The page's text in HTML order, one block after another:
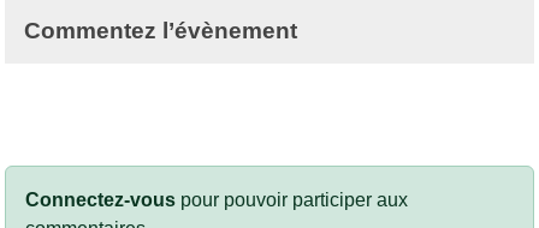
Commentez l’évènement
Connectez-vous pour pouvoir participer aux